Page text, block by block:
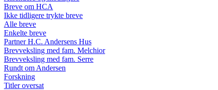
Breve om HCA
Ikke tidligere trykte breve
Alle breve
Enkelte breve
Partner H.C. Andersens Hus
Brevveksling med fam. Melchior
Brevveksling med fam. Serre
Rundt om Andersen
Forskning
Titler oversat